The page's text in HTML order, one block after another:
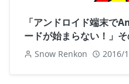
「アンドロイド端末で
ードが始まらない！」
Snow Renkon 2016/